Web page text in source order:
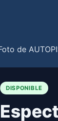
DISPONIBLE